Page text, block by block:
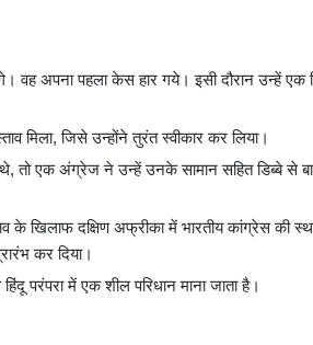
अपना पहला केस हार गये। इसी दौरान उन्हें एक
मिला, जिसे उन्होंने तुरंत स्वीकार कर लिया।
तो एक अंग्रेज ने उन्हें उनके सामान सहित डिब्बे से
के खिलाफ दक्षिण अफ्रीका में भारतीय कांग्रेस की
कर दिया।
परंपरा में एक शील परिधान माना जाता है।